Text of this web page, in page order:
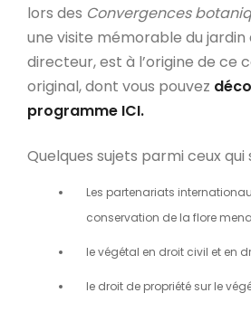
lors des Convergences
une visite mémorable du jardin
directeur, est à l’origine de ce
original, dont vous pouvez
programme ICI.
Quelques sujets parmi ceux
Les partenariats
conservation de la flore
le végétal en droit civil et en
le droit de propriété sur le